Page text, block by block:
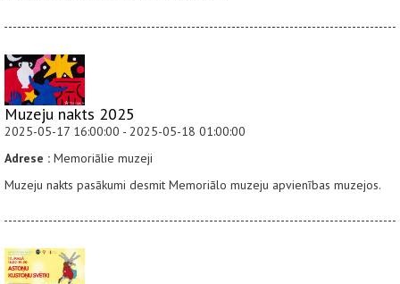
Muzeju nakts 2025
2025-05-17 16:00:00 - 2025-05-18 01:00:00
Adrese : Memoriālie muzeji
Muzeju nakts pasākumi desmit Memoriālo muzeju apvienības muzejos.